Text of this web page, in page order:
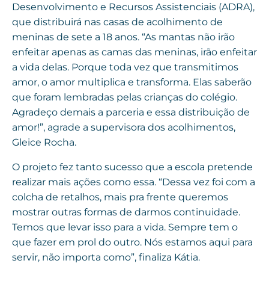
Desenvolvimento e Recursos Assistenciais (ADRA),
que distribuirá nas casas de acolhimento de
meninas de sete a 18 anos. “As mantas não irão
enfeitar apenas as camas das meninas, irão enfeitar
a vida delas. Porque toda vez que transmitimos
amor, o amor multiplica e transforma. Elas saberão
que foram lembradas pelas crianças do colégio.
Agradeço demais a parceria e essa distribuição de
amor!”, agrade a supervisora dos acolhimentos,
Gleice Rocha.
O projeto fez tanto sucesso que a escola pretende
realizar mais ações como essa. “Dessa vez foi com a
colcha de retalhos, mais pra frente queremos
mostrar outras formas de darmos continuidade.
Temos que levar isso para a vida. Sempre tem o
que fazer em prol do outro. Nós estamos aqui para
servir, não importa como”, finaliza Kátia.